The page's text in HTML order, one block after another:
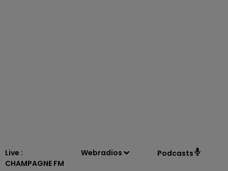
Live :
CHAMPAGNE FM
Webradios Podcasts